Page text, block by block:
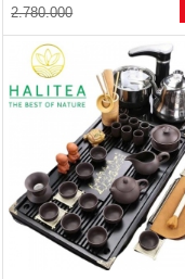
2.780.000